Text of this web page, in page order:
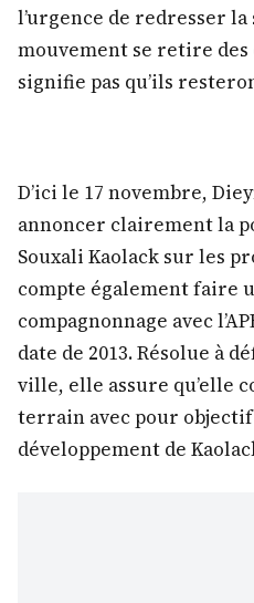
l’urgence de redresser
mouvement se retire
signifie pas qu’ils
D’ici le 17 novembre,
annoncer clairement la
Souxali Kaolack sur les
compte également faire
compagnonnage avec
date de 2013. Résolue à
ville, elle assure qu’elle
terrain avec pour
développement de